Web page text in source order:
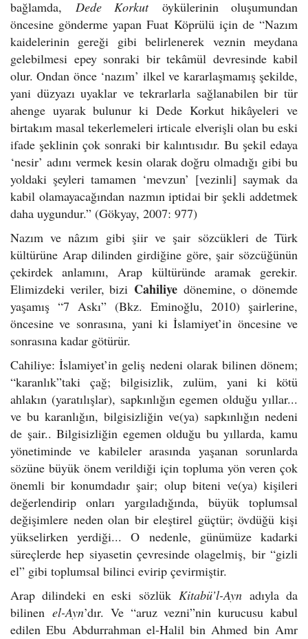
bağlamda, Dede Korkutöykülerinin oluşumundan
öncesine gönderme yapan Fuat Köprülü için de “Nazım
kaidelerinin gereği gibi belirlenerek veznin meydana
gelebilmesi epey sonraki bir tekâmül devresinde kabil
olur. Ondan önce ‘nazım’ ilkel ve kararlaşmamış şekilde,
yani düzyazı uyaklar ve tekrarlarla sağlanabilen bir tür
ahenge uyarak bulunur ki Dede Korkut hikâyeleri ve
birtakım masal tekerlemeleri irticale elverişli olan bu eski
ifade şeklinin çok sonraki bir kalıntısıdır. Bu şekil edaya
‘nesir’ adını vermek kesin olarak doğru olmadığı gibi bu
yoldaki şeyleri tamamen ‘mevzun’ [vezinli] saymak da
kabil olamayacağından nazmın iptidai bir şekli addetmek
daha uygundur.” (Gökyay, 2007: 977)
Nazım ve nâzım gibi şiir ve şair sözcükleri de Türk
kültürüne Arap dilinden girdiğine göre, şair sözcüğünün
çekirdek anlamını, Arap kültüründe aramak gerekir.
Elimizdeki veriler, bizi Cahiliye dönemine, o dönemde
yaşamış “7 Askı” (Bkz. Eminoğlu, 2010) şairlerine,
öncesine ve sonrasına, yani ki İslamiyet’in öncesine ve
sonrasına kadar götürür.
Cahiliye: İslamiyet’in geliş nedeni olarak bilinen dönem;
“karanlık”taki çağ; bilgisizlik, zulüm, yani ki kötü
ahlakın (yaratılışlar), sapkınlığın egemen olduğu yıllar...
ve bu karanlığın, bilgisizliğin ve(ya) sapkınlığın nedeni
de şair.. Bilgisizliğin egemen olduğu bu yıllarda, kamu
yönetiminde ve kabileler arasında yaşanan sorunlarda
sözüne büyük önem verildiği için topluma yön veren çok
önemli bir konumdadır şair; olup biteni ve(ya) kişileri
değerlendirip onları yargıladığında, büyük toplumsal
değişimlere neden olan bir eleştirel güçtür; övdüğü kişi
yükselirken yerdiği... O nedenle, günümüze kadarki
süreçlerde hep siyasetin çevresinde olagelmiş, bir “gizli
el” gibi toplumsal bilinci evirip çevirmiştir.
Arap dilindeki en eski sözlük Kitabü’l-Aynadıyla da
bilinen el-Ayn’dır. Ve “aruz vezni”nin kurucusu kabul
edilen Ebu Abdurrahman el-Halil bin Ahmed bin Amr